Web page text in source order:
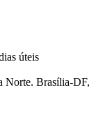
úteis
Norte. Brasília-DF,